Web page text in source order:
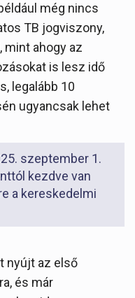
még nincs
TB jogviszony,
ahogy az
is lesz idő
legalább 10
ugyancsak lehet
szeptember 1.
kezdve van
a kereskedelmi
nyújt az első
és már